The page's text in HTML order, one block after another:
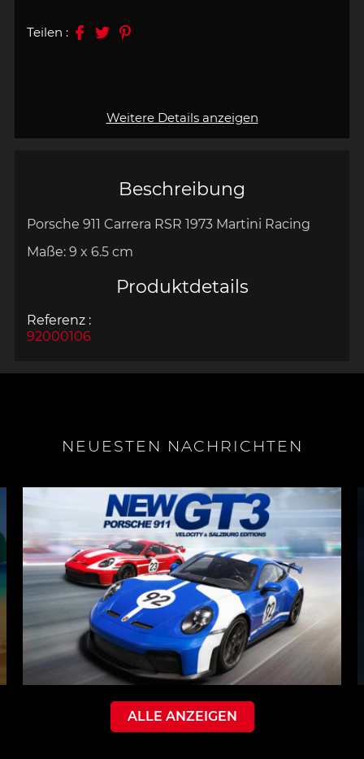
Beschreibung
Porsche 911 Carrera RSR 1973 Martini Racing
Maße: 9 x 6.5 cm
Produktdetails
Referenz :
92000106
Weitere Details anzeigen
Teilen :
NEUESTEN NACHRICHTEN
ALLE ANZEIGEN